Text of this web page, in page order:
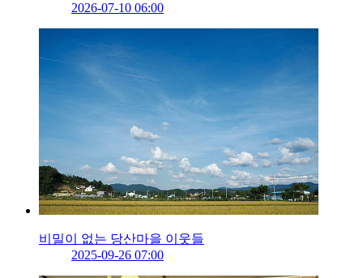
2026-07-10 06:00
비밀이 없는 당산마을 이웃들
2025-09-26 07:00